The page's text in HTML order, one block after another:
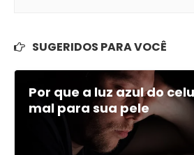
SUGERIDOS PARA VOCÊ
Por que a luz azul do
mal para sua pele